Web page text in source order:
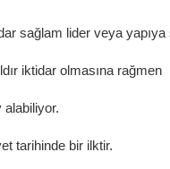
sağlam lider veya yapıya
iktidar olmasına rağmen
alabiliyor.
tarihinde bir ilktir.